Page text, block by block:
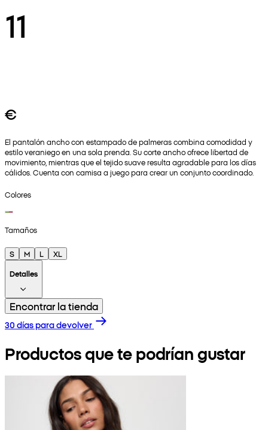
11
€
El pantalón ancho con estampado de palmeras combina comodidad y
estilo veraniego en una sola prenda. Su corte ancho ofrece libertad de
movimiento, mientras que el tejido suave resulta agradable para los días
cálidos. Cuenta con camisa a juego para crear un conjunto coordinado.
Colores
Tamaños
S M L
XL
Detalles
Encontrar la tienda
30 días para devolver
Productos que te podrían gustar